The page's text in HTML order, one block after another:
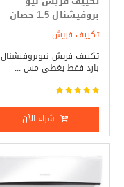
بروفيشنال 1.5 حصان
بارد فقط
تكييف فريش
تكييف فريش نيوبروفيشنال
بارد فقط يغطى مس ...
شراء الآن